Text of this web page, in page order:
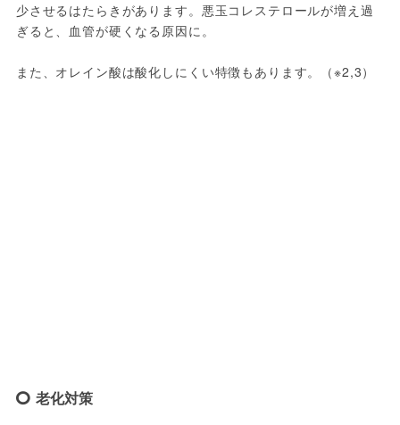
少させるはたらきがあります。悪玉コレステロールが増え過
ぎると、血管が硬くなる原因に。
また、オレイン酸は酸化しにくい特徴もあります。（※2,3）
老化対策